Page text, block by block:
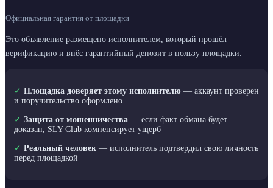
Официальная гарантия от площадки
Это объявление размещено исполнителем, который прошёл
верификацию и внёс гарантийный депозит в пользу площадки.
✓ Площадка доверяет этому исполнителю — аккаунт проверен
и поручительство оформлено
✓ Защита от мошенничества — если факт обмана будет
доказан, SLY Club компенсирует ущерб
✓ Реальный человек — исполнитель подтвердил свою личность
перед площадкой